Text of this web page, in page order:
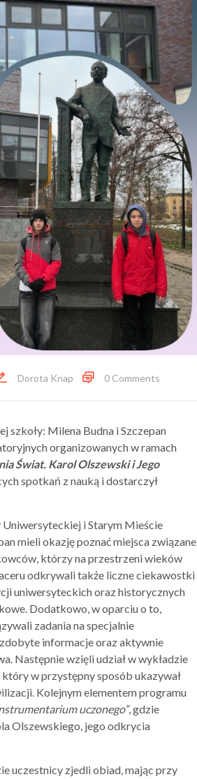
Dorota Knap 0 Comments
szkoły: Milena Budna i Szczepan
organizowanych w ramach
Świat. Karol Olszewski i Jego
spotkań z nauką i dostarczył
i Starym Mieście
mieli okazję poznać miejsca związane
którzy na przestrzeni wieków
odkrywali także liczne ciekawostki
uniwersyteckich oraz historycznych
Dodatkowo, w oparciu o to,
zadania na specjalnie
informacje oraz aktywnie
Następnie wzięli udział w wykładzie
który w przystępny sposób ukazywał
Kolejnym elementem programu
uczonego”, gdzie
Olszewskiego, jego odkrycia
uczestnicy zjedli obiad, mając przy